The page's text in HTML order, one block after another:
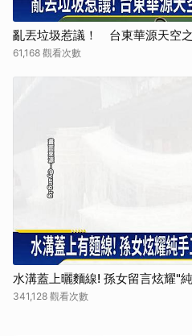
亂丟垃圾惹議！ 台東華源天空
61,168 觀看次數
水溝蓋上曬麵線! 孫女留言炫耀"
341,128 觀看次數